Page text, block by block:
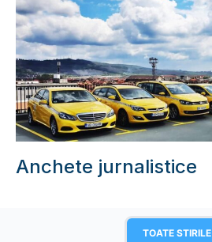
Anchete jurnalistice
TOATE STIRILE